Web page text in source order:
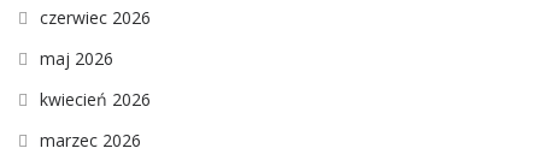
czerwiec 2026
maj 2026
kwiecień 2026
marzec 2026